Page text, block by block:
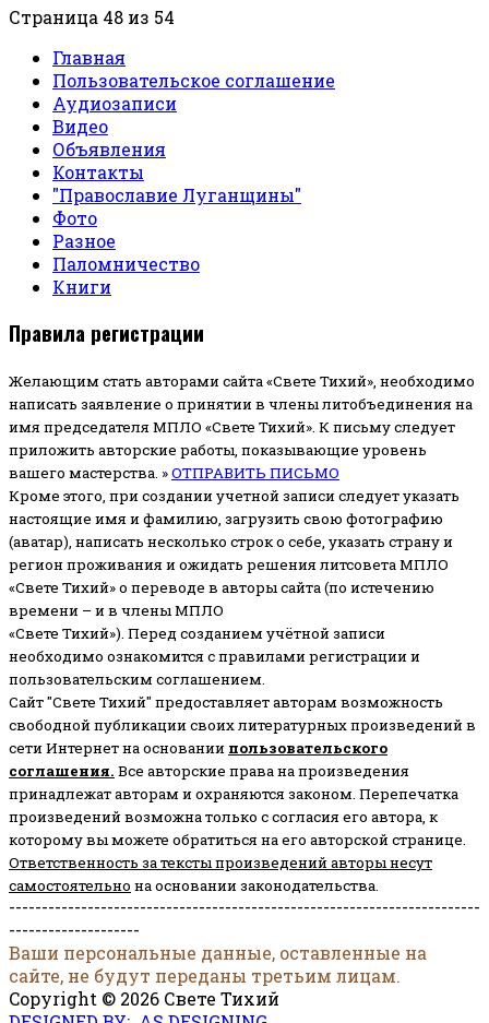
Страница 48 из 54
Главная
Пользовательское соглашение
Аудиозаписи
Видео
Объявления
Контакты
"Православие Луганщины"
Фото
Разное
Паломничество
Книги
Правила регистрации
Желающим стать авторами сайта «Свете Тихий», необходимо
написать заявление о принятии в члены литобъединения на
имя председателя МПЛО «Свете Тихий». К письму следует
приложить авторские работы, показывающие уровень
вашего мастерства. »ОТПРАВИТЬ ПИСЬМО
Кроме этого, при создании учетной записи следует указать
настоящие имя и фамилию, загрузить свою фотографию
(аватар), написать несколько строк о себе, указать страну и
регион проживания и ожидать решения литсовета МПЛО
«Свете Тихий» о переводе в авторы сайта (по истечению
времени – и в члены МПЛО
«Свете Тихий»). Перед созданием учётной записи
необходимо ознакомится с правилами регистрации и
пользовательским соглашением.
Сайт "Свете Тихий" предоставляет авторам возможность
свободной публикации своих литературных произведений в
сети Интернет на основании пользовательского
соглашения. Все авторские права на произведения
принадлежат авторам и охраняются законом. Перепечатка
произведений возможна только с согласия его автора, к
которому вы можете обратиться на его авторской странице.
Ответственность за тексты произведений авторы несут
самостоятельно на основании законодательства.
------------------------------------------------------------------------
--------------------
Ваши персональные данные, оставленные на
сайте, не будут переданы третьим лицам.
Copyright © 2026 Свете Тихий